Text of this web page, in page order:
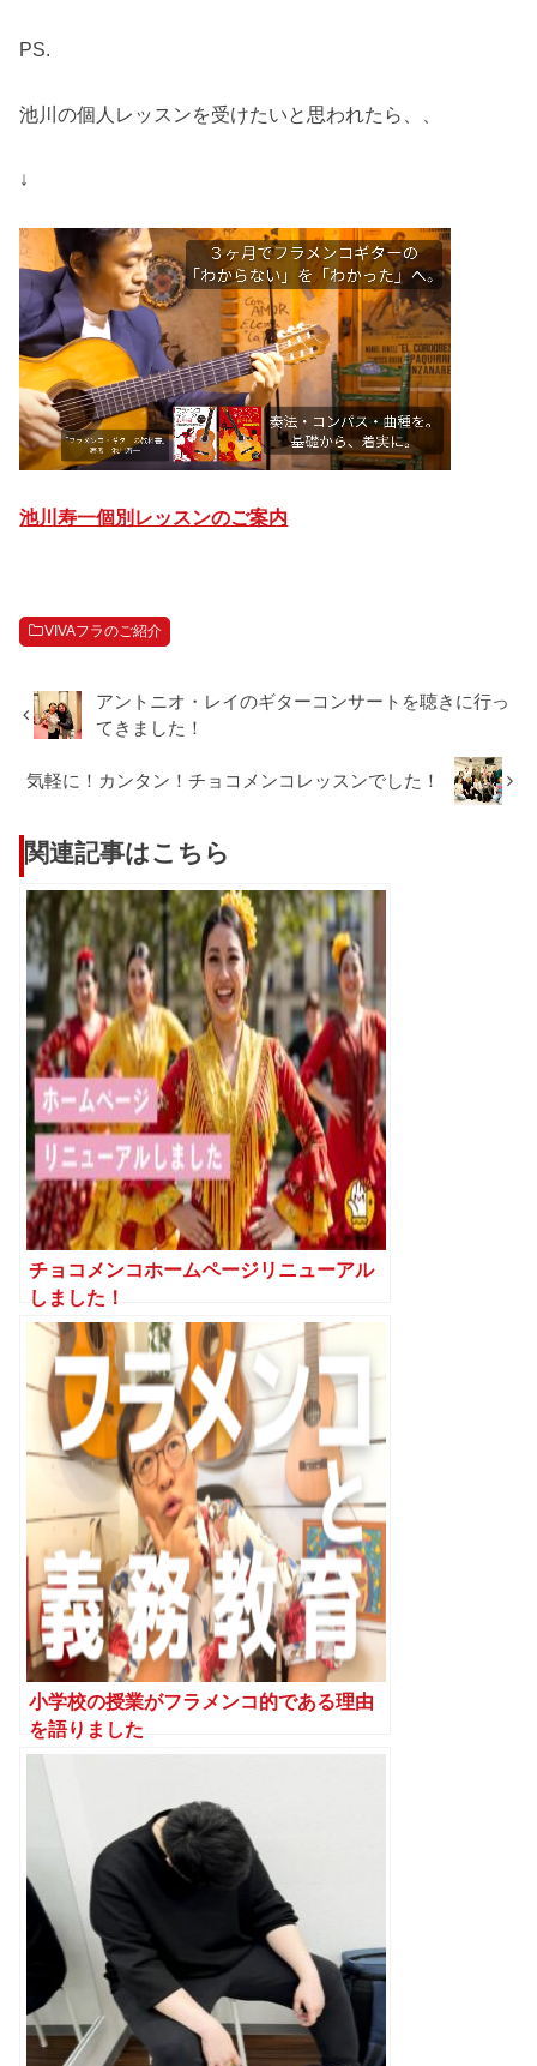
PS.
池川の個人レッスンを受けたいと思われたら、、
↓
池川寿一個別レッスンのご案内
VIVAフラのご紹介
アントニオ・レイのギターコンサートを聴きに行っ
てきました！
気軽に！カンタン！チョコメンコレッスンでした！
関連記事はこちら
チョコメンコホームページリニューアル
しました！
小学校の授業がフラメンコ的である理由
を語りました